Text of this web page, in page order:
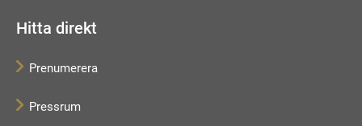
Hitta direkt
Prenumerera
Pressrum